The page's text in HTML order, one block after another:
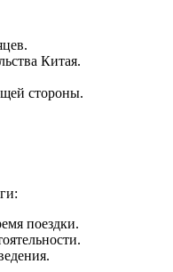
Китая.
стороны.
поездки.